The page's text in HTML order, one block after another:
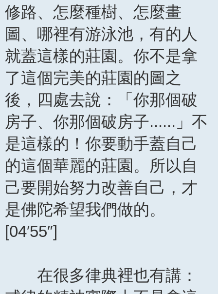
修路、怎麼種樹、怎麼畫
圖、哪裡有游泳池，有的人
就蓋這樣的莊園。你不是拿
了這個完美的莊園的圖之
後，四處去說：「你那個破
房子、你那個破房子......」不
是這樣的！你要動手蓋自己
的這個華麗的莊園。所以自
己要開始努力改善自己，才
是佛陀希望我們做的。
[04′55″]
在很多律典裡也有講：